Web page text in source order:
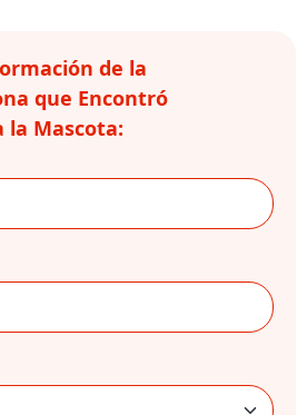
de la
que Encontró
la Mascota: